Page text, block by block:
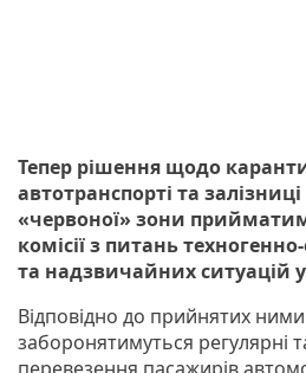
Тепер рішення щодо
автотранспорті та залізниці
«червоної» зони
комісії з питань
та надзвичайних ситуацій
Відповідно до прийнятих
заборонятимуться регулярні
перевезення пасажирів